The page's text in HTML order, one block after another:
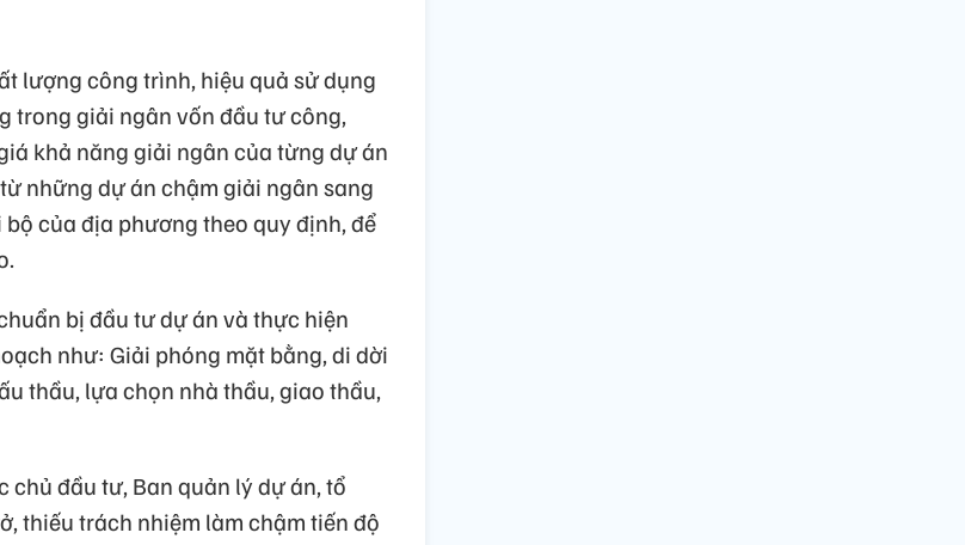
lượng công trình, hiệu quả sử dụng
trong giải ngân vốn đầu tư công,
khả năng giải ngân của từng dự án
những dự án chậm giải ngân sang
của địa phương theo quy định, để
bị đầu tư dự án và thực hiện
như: Giải phóng mặt bằng, di dời
thầu, lựa chọn nhà thầu, giao thầu,
đầu tư, Ban quản lý dự án, tổ
thiếu trách nhiệm làm chậm tiến độ